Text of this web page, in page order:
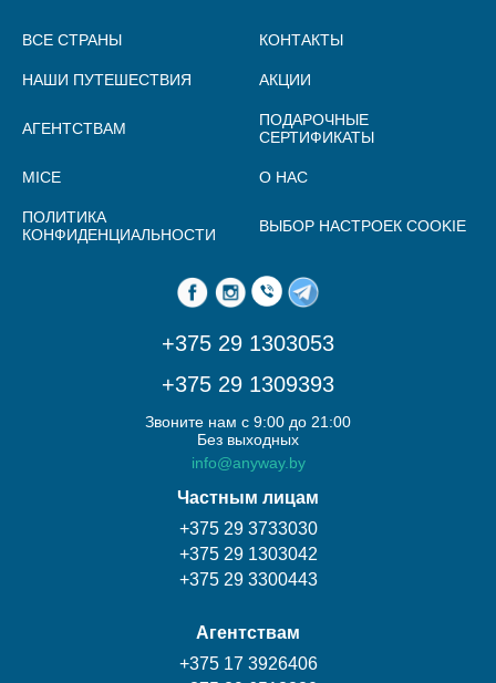
ВСЕ СТРАНЫ КОНТАКТЫ
НАШИ ПУТЕШЕСТВИЯ АКЦИИ
АГЕНТСТВАМ
ПОДАРОЧНЫЕ
СЕРТИФИКАТЫ
MICE О НАС
ПОЛИТИКА
КОНФИДЕНЦИАЛЬНОСТИ
ВЫБОР НАСТРОЕК COOKIE
+375 29 1303053
+375 29 1309393
Звоните нам с 9:00 до 21:00
Без выходных
info@anyway.by
Частным лицам
+375 29 3733030
+375 29 1303042
+375 29 3300443
Агентствам
+375 17 3926406